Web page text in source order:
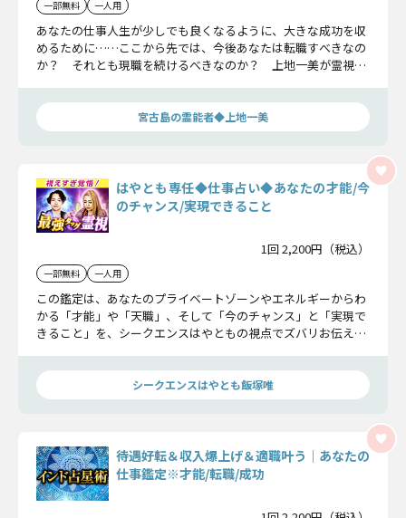
一部無料 一人用
あなたの仕事人生が少しでも良くなるように、大きな成功を収
めるために……ここから先では、今後あなたは転職すべきなの
か？ それとも現職を続けるべきなのか？ 上地一美が霊視で
宮古島の霊能者◆上地一美
はやとも専任◆仕事占い◆あなたの才能/今
のチャンス/実現できること
1回 2,200円（税込）
一部無料 一人用
この鑑定は、あなたのプライベートゾーンやエネルギーからわ
かる「才能」や「天職」、そして「今のチャンス」と「実現で
きること」を、シークエンスはやともの視点でズバリお伝えし
占ってみてください。（※こちらはシークエンスはやともが占
う専任メニューです。）シークエンスはやとも飯塚唯
待遇好転＆収入爆上げ＆適職叶う｜あなたの
仕事鑑定※才能/転職/成功